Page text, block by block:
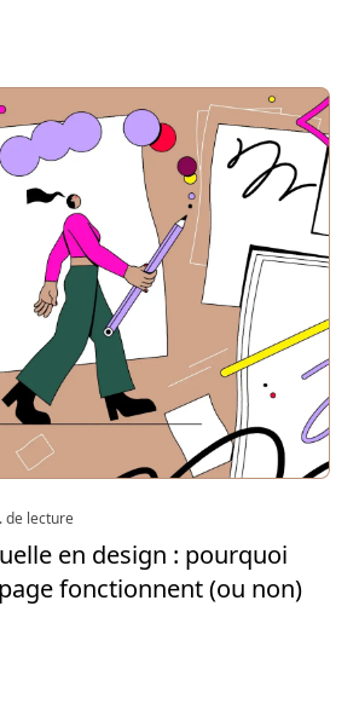
de lecture
en design : pourquoi
fonctionnent (ou non)